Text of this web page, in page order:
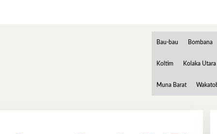
Bau-bau Bombana
Koltim Kolaka Utara
Muna Barat